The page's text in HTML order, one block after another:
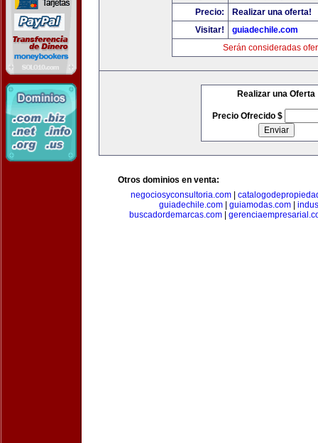
Precio:
Realizar una oferta!
Visitar!
guiadechile.com
Serán consideradas
Realizar una Oferta
Precio Ofrecido $
Otros dominios en venta:
negociosyconsultoria.com|
guiadechile.com
guiamodas.com
buscadordemarcas.com|